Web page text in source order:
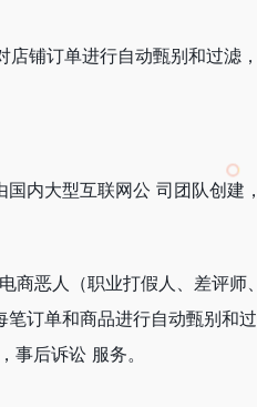
铺订单进行自动甄别和过滤，
内大型互联网公 司团队创建，
商恶人（职业打假人、差评师、
订单和商品进行自动甄别和过
事后诉讼 服务。